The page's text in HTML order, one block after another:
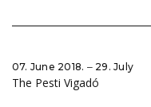
07. June 2018. ‒ 29. July
The Pesti Vigadó